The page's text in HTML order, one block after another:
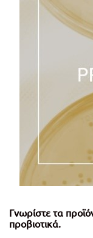
Γνωρίστε τα
προβιοτικά.